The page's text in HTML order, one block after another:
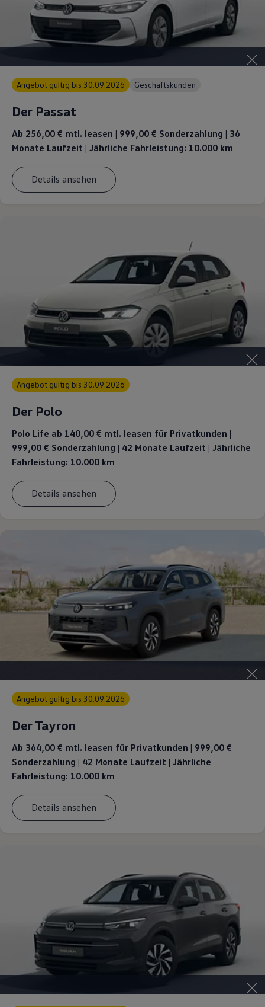
Angebot gültig bis 30.09.2026 Geschäftskunden
Der Passat
Ab 256,00 € mtl. leasen | 999,00 € Sonderzahlung | 36
Monate Laufzeit | Jährliche Fahrleistung: 10.000 km
Details ansehen
Angebot gültig bis 30.09.2026
Der Polo
Polo Life ab 140,00 € mtl. leasen für Privatkunden |
999,00 € Sonderzahlung | 42 Monate Laufzeit | Jährliche
Fahrleistung: 10.000 km
Details ansehen
Angebot gültig bis 30.09.2026
Der Tayron
Ab 364,00 € mtl. leasen für Privatkunden | 999,00 €
Sonderzahlung | 42 Monate Laufzeit | Jährliche
Fahrleistung: 10.000 km
Details ansehen